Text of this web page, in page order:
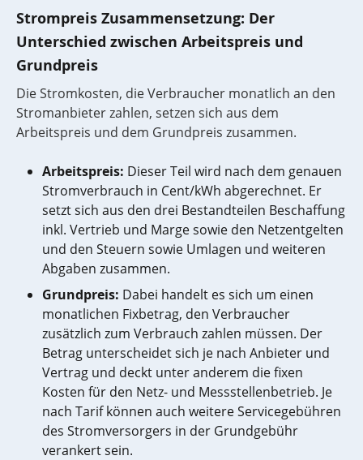
Strompreis Zusammensetzung: Der
Unterschied zwischen Arbeitspreis und
Grundpreis
Die Stromkosten, die Verbraucher monatlich an den
Stromanbieter zahlen, setzen sich aus dem
Arbeitspreis und dem Grundpreis zusammen.
Arbeitspreis: Dieser Teil wird nach dem genauen
Stromverbrauch in Cent/kWh abgerechnet. Er
setzt sich aus den drei Bestandteilen Beschaffung
inkl. Vertrieb und Marge sowie den Netzentgelten
und den Steuern sowie Umlagen und weiteren
Abgaben zusammen.
Grundpreis: Dabei handelt es sich um einen
monatlichen Fixbetrag, den Verbraucher
zusätzlich zum Verbrauch zahlen müssen. Der
Betrag unterscheidet sich je nach Anbieter und
Vertrag und deckt unter anderem die fixen
Kosten für den Netz- und Messstellenbetrieb. Je
nach Tarif können auch weitere Servicegebühren
des Stromversorgers in der Grundgebühr
verankert sein.